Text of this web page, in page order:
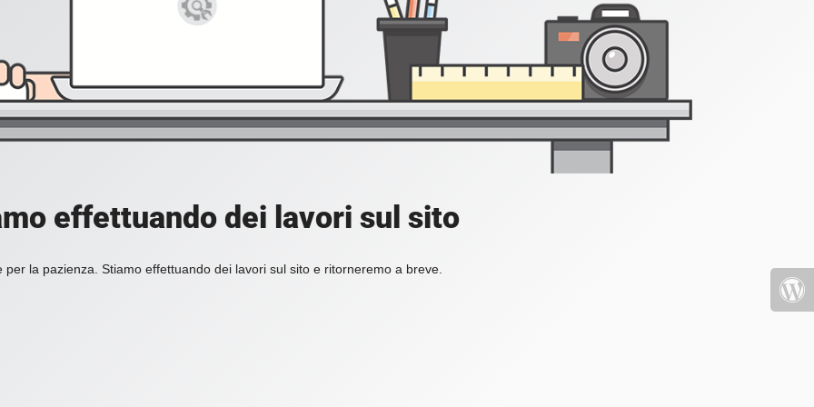
effettuando dei lavori sul sito
per la pazienza. Stiamo effettuando dei lavori sul sito e ritorneremo a breve.